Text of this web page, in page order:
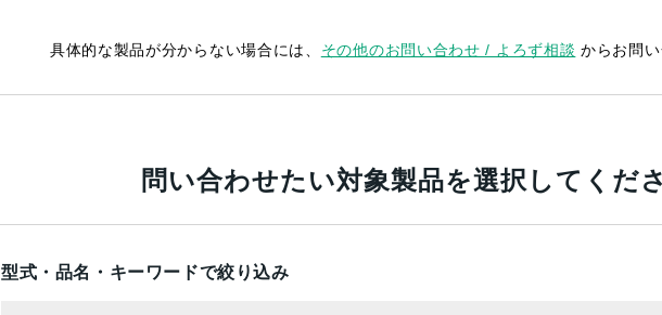
具体的な製品が分からない場合には、 その他のお問い合わせ / よろず相談 からお問
問い合わせたい対象製品を選択してくだ
型式・品名・キーワードで絞り込み